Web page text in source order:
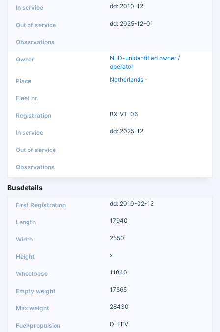
dd: 2010-12
dd: 2025-12-01
NLD-unidentified owner /
operator
Netherlands -
BX-VT-06
dd: 2025-12
Busdetails
dd: 2010-02-12
17940
2550
x
11840
17565
28430
D-EEV